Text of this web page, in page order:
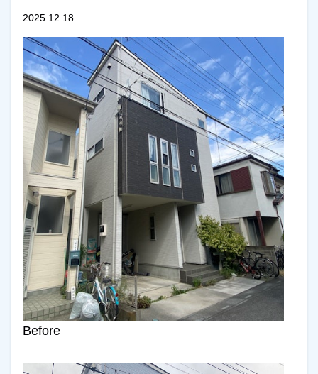
2025.12.18
Before